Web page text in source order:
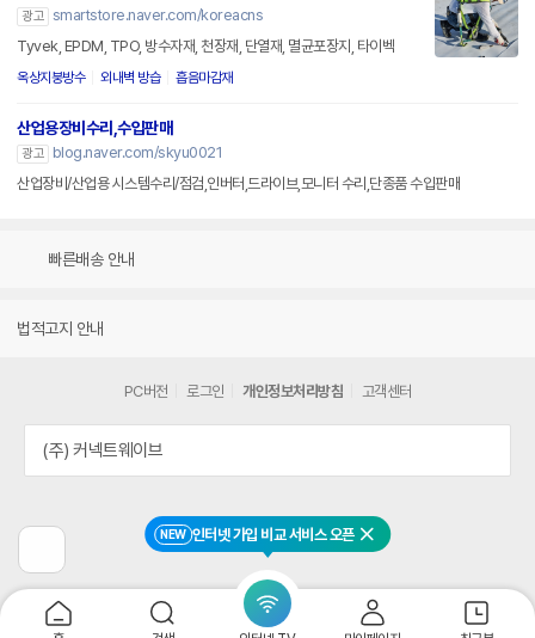
NEW 인터넷 가입 비교 서비스 오픈 닫기
광고 smartstore.naver.com/koreacns
Tyvek, EPDM, TPO, 방수자재, 천장재, 단열재, 멸균포장지, 타이벡
옥상지붕방수 외내벽 방습 흡음마감재
산업용장비수리,수입판매
광고
blog.naver.com/skyu0021
산업장비/산업용 시스템수리/점검,인버터,드라이브,모니터 수리,단종품 수입판매
빠른배송 안내
법적고지 안내
전
페
이
지
PC버전 로그인 개인정보처리방침 고객센터
(주) 커넥트웨이브